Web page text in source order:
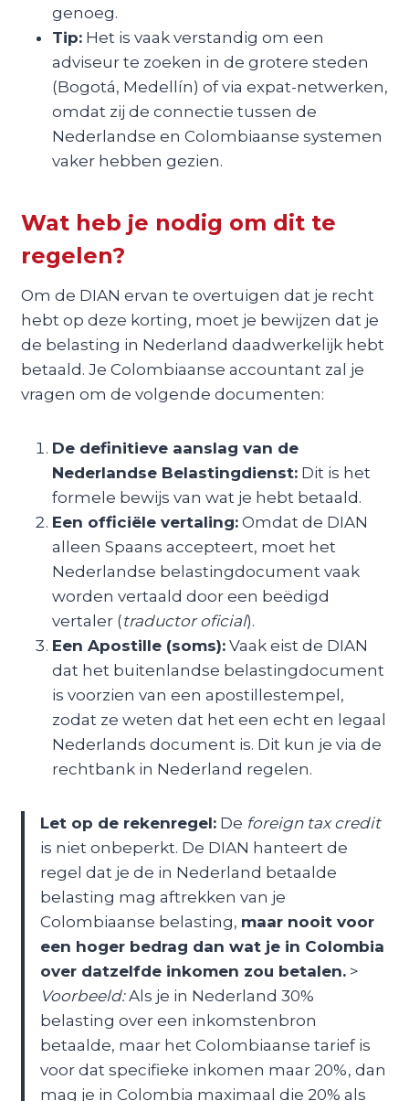
genoeg.
Tip:Het is vaak verstandig om een
adviseur te zoeken in de grotere steden
(Bogotá, Medellín) of via expat-netwerken,
omdat zij de connectie tussen de
Nederlandse en Colombiaanse systemen
vaker hebben gezien.
Wat heb je nodig om dit te
regelen?
Om de DIAN ervan te overtuigen dat je recht
hebt op deze korting, moet je bewijzen dat je
de belasting in Nederland daadwerkelijk hebt
betaald. Je Colombiaanse accountant zal je
vragen om de volgende documenten:
De definitieve aanslag van de
Nederlandse Belastingdienst:Dit is het
formele bewijs van wat je hebt betaald.
Een officiële vertaling:Omdat de DIAN
alleen Spaans accepteert, moet het
Nederlandse belastingdocument vaak
worden vertaald door een beëdigd
vertaler (traductor oficial).
Een Apostille (soms):Vaak eist de DIAN
dat het buitenlandse belastingdocument
is voorzien van een apostillestempel,
zodat ze weten dat het een echt en legaal
Nederlands document is. Dit kun je via de
rechtbank in Nederland regelen.
Let op de rekenregel:De foreign tax credit
is niet onbeperkt. De DIAN hanteert de
regel dat je de in Nederland betaalde
belasting mag aftrekken van je
Colombiaanse belasting, maar nooit voor
een hoger bedrag dan wat je in Colombia
over datzelfde inkomen zou betalen.>
Voorbeeld:Als je in Nederland 30%
belasting over een inkomstenbron
betaalde, maar het Colombiaanse tarief is
voor dat specifieke inkomen maar 20%, dan
mag je in Colombia maximaal die 20% als